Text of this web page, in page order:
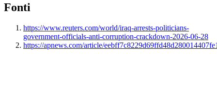
Fonti
https://www.reuters.com/world/iraq-arrests-politicians-
government-officials-anti-corruption-crackdown-2026-06-28
https://apnews.com/article/